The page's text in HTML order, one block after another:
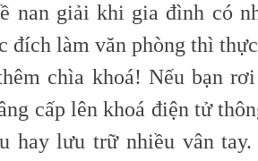
nan giải khi gia đình có
đích làm văn phòng thì
chìa khoá! Nếu bạn rơi
cấp lên khoá điện tử
hay lưu trữ nhiều vân tay.